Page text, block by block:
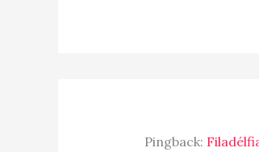
Pingback: